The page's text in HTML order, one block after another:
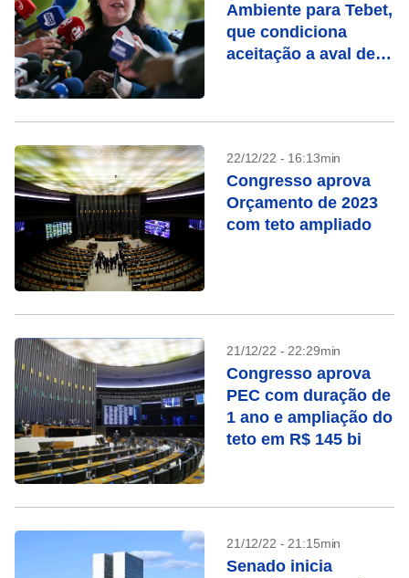
Ambiente para Tebet,
que condiciona
aceitação a aval de
22/12/22 - 16:13min
Congresso aprova
Orçamento de 2023
com teto ampliado
21/12/22 - 22:29min
Congresso aprova
PEC com duração de
1 ano e ampliação do
teto em R$ 145 bi
21/12/22 - 21:15min
Senado inicia